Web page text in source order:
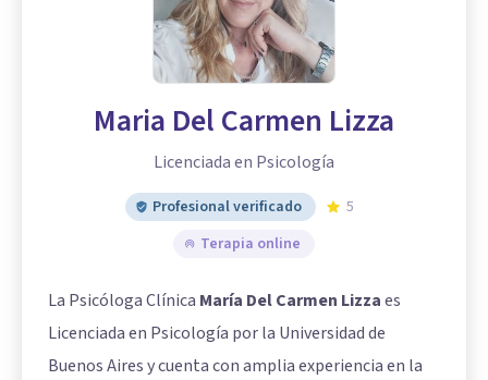
Maria Del Carmen Lizza
Licenciada en Psicología
Profesional verificado
5
Terapia online
La Psicóloga Clínica María Del Carmen Lizzaes
Licenciada en Psicología por la Universidad de
Buenos Aires y cuenta con amplia experiencia en la